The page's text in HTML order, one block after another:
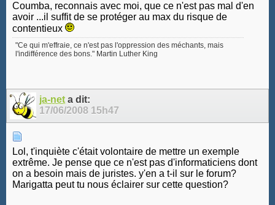
Coumba, reconnais avec moi, que ce n'est pas mal d'en
avoir ...il suffit de se protéger au max du risque de
contentieux
"Ce qui m'effraie, ce n'est pas l'oppression des méchants, mais
l'indifférence des bons." Martin Luther King
ja-net a dit:
17/06/2008 15h47
Lol, t'inquiète c'était volontaire de mettre un exemple
extrême. Je pense que ce n'est pas d'informaticiens dont
on a besoin mais de juristes. y'en a t-il sur le forum?
Marigatta peut tu nous éclairer sur cette question?